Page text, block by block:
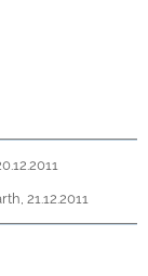
21.12.2011